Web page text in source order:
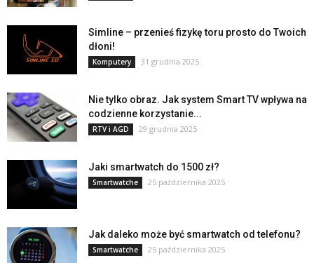
Simline – przenieś fizykę toru prosto do Twoich
dłoni!
Komputery 31 grudnia 2025
Nie tylko obraz. Jak system Smart TV wpływa na
codzienne korzystanie...
RTV i AGD 29 grudnia 2025
Jaki smartwatch do 1500 zł?
Smartwatche 25 października 2025
Jak daleko może być smartwatch od telefonu?
Smartwatche 25 października 2025